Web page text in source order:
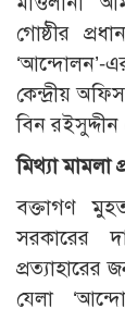
গোষ্ঠীর
‘আন্দোলন’-
কেন্দ্রীয়
বিন
মিথ্যা মামলা
বক্তাগণ
সরকারের
প্রত্যাহারের
যেলা